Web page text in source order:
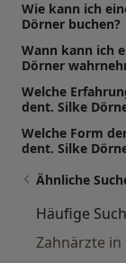
Wie kann ich
Dörner buchen?
Wann kann ich
Dörner
Welche
dent. Silke
Welche Form
dent. Silke
Ähnliche
Häufige
Zahnärzte in